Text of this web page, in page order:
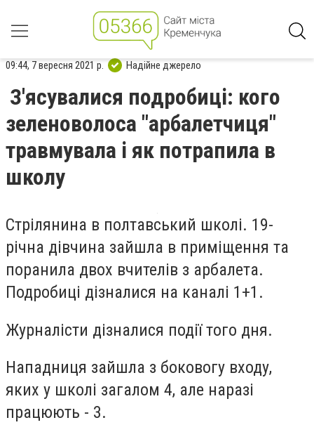
09:44, 7 вересня 2021 р. Надійне джерело
З'ясувалися подробиці: кого
зеленоволоса "арбалетчиця"
травмувала і як потрапила в
школу
Стрілянина в полтавський школі. 19-
річна дівчина зайшла в приміщення та
поранила двох вчителів з арбалета.
Подробиці дізналися на каналі 1+1.
Журналісти дізналися події того дня.
Нападниця зайшла з боковогу входу,
яких у школі загалом 4, але наразі
працюють - 3.